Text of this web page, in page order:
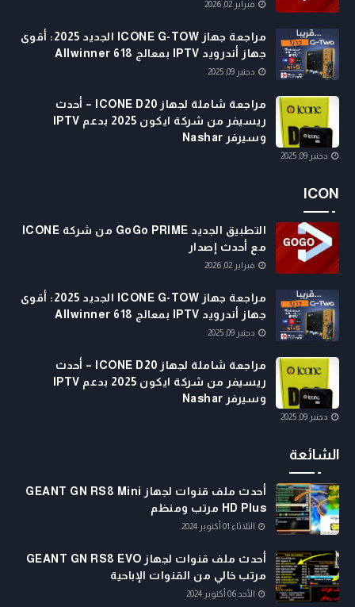
فبراير 02, 2026
مراجعة جهاز ICONE G-TOW الجديد 2025: أقوى
جهاز أندرويد IPTV بمعالج Allwinner 618
دجنبر 09, 2025
مراجعة شاملة لجهاز ICONE D20 – أحدث
ريسيفر من شركة ايكون 2025 بدعم IPTV
وسيرفر Nashar
دجنبر 09, 2025
ICON
التطبيق الجديد GoGo PRIME من شركة ICONE
مع أحدث إصدار
فبراير 02, 2026
مراجعة جهاز ICONE G-TOW الجديد 2025: أقوى
جهاز أندرويد IPTV بمعالج Allwinner 618
دجنبر 09, 2025
مراجعة شاملة لجهاز ICONE D20 – أحدث
ريسيفر من شركة ايكون 2025 بدعم IPTV
وسيرفر Nashar
دجنبر 09, 2025
الشائعة
أحدث ملف قنوات لجهاز GEANT GN RS8 Mini
HD Plus مرتب ومنظم
الثلاثاء 01 أكتوبر 2024
أحدث ملف قنوات لجهاز GEANT GN RS8 EVO
مرتب خالي من القنوات الإباحية
الأحد 06 أكتوبر 2024